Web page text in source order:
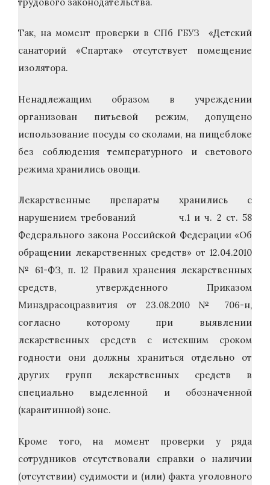
Так, на момент проверки в СПб ГБУЗ «Детский
санаторий «Спартак» отсутствует помещение
изолятора.
Ненадлежащим образом в учреждении
организован питьевой режим, допущено
использование посуды со сколами, на пищеблоке
без соблюдения температурного и светового
режима хранились овощи.
Лекарственные препараты хранились с
нарушением требований ч.1 и ч. 2 ст. 58
Федерального закона Российской Федерации «Об
обращении лекарственных средств» от 12.04.2010
№ 61-ФЗ, п. 12 Правил хранения лекарственных
средств, утвержденного Приказом
Минздрасоцразвития от 23.08.2010 № 706-н,
согласно которому при выявлении
лекарственных средств с истекшим сроком
годности они должны храниться отдельно от
других групп лекарственных средств в
специально выделенной и обозначенной
(карантинной) зоне.
Кроме того, на момент проверки у ряда
сотрудников отсутствовали справки о наличии
(отсутствии) судимости и (или) факта уголовного